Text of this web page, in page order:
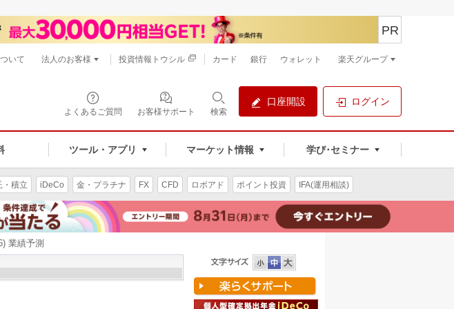
よくあるご質問 お客様サポート 検索
口座開設 ログイン
ツール・アプリ マーケット情報 学び･セミナー
PR
いて 法人のお客様 投資情報トウシル カード 銀行 ウォレット 楽天グループ
・積立 iDeCo 金・プラチナ FX CFD ロボアド ポイント投資 IFA(運用相談)
業績予測